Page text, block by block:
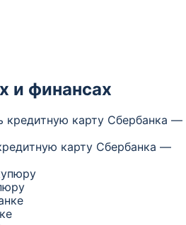
и финансах
карту Сбербанка —